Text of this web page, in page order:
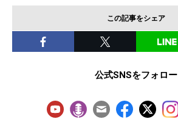
この記事をシェア
公式SNSをフォロー